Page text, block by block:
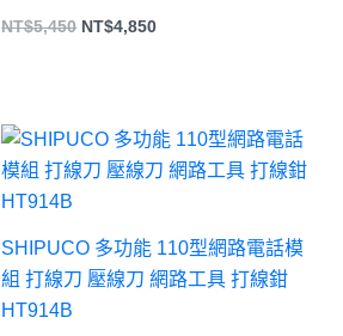
NT$5,450 NT$4,850
SHIPUCO 多功能 110型網路電話模
組 打線刀 壓線刀 網路工具 打線鉗
HT914B